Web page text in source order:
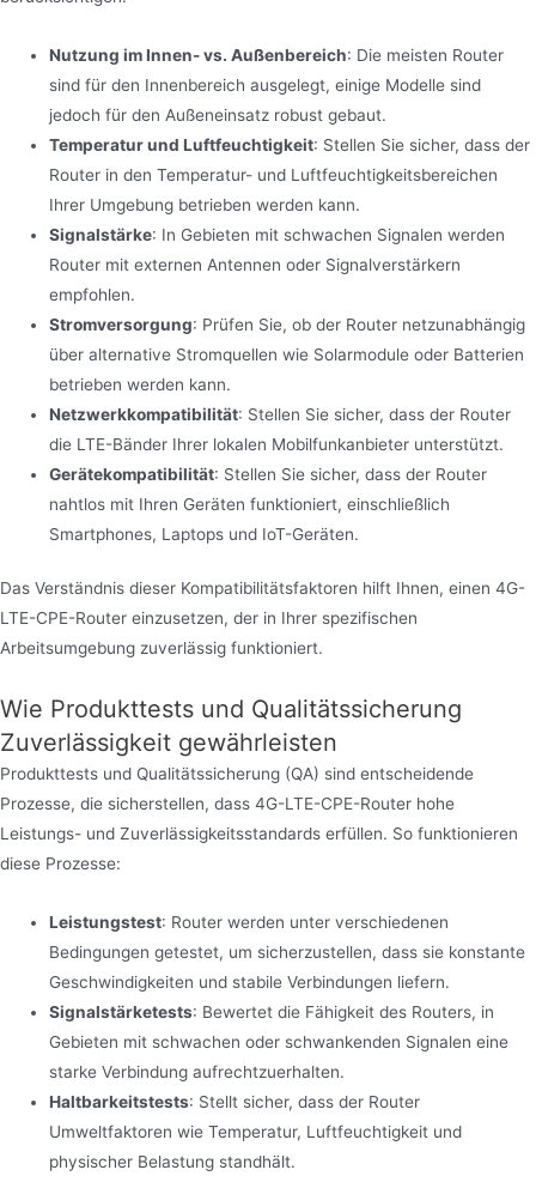
Nutzung im Innen- vs. Außenbereich: Die meisten Router
sind für den Innenbereich ausgelegt, einige Modelle sind
jedoch für den Außeneinsatz robust gebaut.
Temperatur und Luftfeuchtigkeit: Stellen Sie sicher, dass der
Router in den Temperatur- und Luftfeuchtigkeitsbereichen
Ihrer Umgebung betrieben werden kann.
Signalstärke: In Gebieten mit schwachen Signalen werden
Router mit externen Antennen oder Signalverstärkern
empfohlen.
Stromversorgung: Prüfen Sie, ob der Router netzunabhängig
über alternative Stromquellen wie Solarmodule oder Batterien
betrieben werden kann.
Netzwerkkompatibilität: Stellen Sie sicher, dass der Router
die LTE-Bänder Ihrer lokalen Mobilfunkanbieter unterstützt.
Gerätekompatibilität: Stellen Sie sicher, dass der Router
nahtlos mit Ihren Geräten funktioniert, einschließlich
Smartphones, Laptops und IoT-Geräten.
Das Verständnis dieser Kompatibilitätsfaktoren hilft Ihnen, einen 4G-
LTE-CPE-Router einzusetzen, der in Ihrer spezifischen
Arbeitsumgebung zuverlässig funktioniert.
Wie Produkttests und Qualitätssicherung
Zuverlässigkeit gewährleisten
Produkttests und Qualitätssicherung (QA) sind entscheidende
Prozesse, die sicherstellen, dass 4G-LTE-CPE-Router hohe
Leistungs- und Zuverlässigkeitsstandards erfüllen. So funktionieren
diese Prozesse:
Leistungstest: Router werden unter verschiedenen
Bedingungen getestet, um sicherzustellen, dass sie konstante
Geschwindigkeiten und stabile Verbindungen liefern.
Signalstärketests: Bewertet die Fähigkeit des Routers, in
Gebieten mit schwachen oder schwankenden Signalen eine
starke Verbindung aufrechtzuerhalten.
Haltbarkeitstests: Stellt sicher, dass der Router
Umweltfaktoren wie Temperatur, Luftfeuchtigkeit und
physischer Belastung standhält.